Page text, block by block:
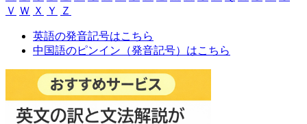
Ｖ Ｗ Ｘ Ｙ Ｚ
英語の発音記号はこちら
中国語のピンイン（発音記号）はこちら